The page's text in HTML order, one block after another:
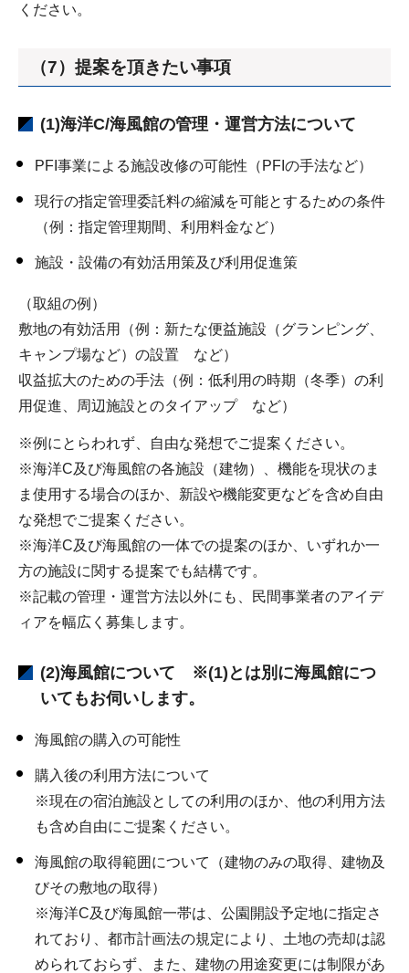
ください。
（7）提案を頂きたい事項
(1)海洋C/海風館の管理・運営方法について
PFI事業による施設改修の可能性（PFIの手法など）
現行の指定管理委託料の縮減を可能とするための条件
（例：指定管理期間、利用料金など）
施設・設備の有効活用策及び利用促進策
（取組の例）
敷地の有効活用（例：新たな便益施設（グランピング、
キャンプ場など）の設置 など）
収益拡大のための手法（例：低利用の時期（冬季）の利
用促進、周辺施設とのタイアップ など）
※例にとらわれず、自由な発想でご提案ください。
※海洋C及び海風館の各施設（建物）、機能を現状のま
ま使用する場合のほか、新設や機能変更などを含め自由
な発想でご提案ください。
※海洋C及び海風館の一体での提案のほか、いずれか一
方の施設に関する提案でも結構です。
※記載の管理・運営方法以外にも、民間事業者のアイデ
ィアを幅広く募集します。
(2)海風館について ※(1)とは別に海風館につ
いてもお伺いします。
海風館の購入の可能性
購入後の利用方法について
※現在の宿泊施設としての利用のほか、他の利用方法
も含め自由にご提案ください。
海風館の取得範囲について（建物のみの取得、建物及
びその敷地の取得）
※海洋C及び海風館一帯は、公園開設予定地に指定さ
れており、都市計画法の規定により、土地の売却は認
められておらず、また、建物の用途変更には制限があ